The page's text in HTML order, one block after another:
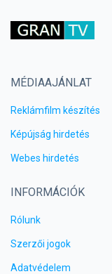
MÉDIAAJÁNLAT
Reklámfilm készítés
Képújság hirdetés
Webes hirdetés
INFORMÁCIÓK
Rólunk
Szerzői jogok
Adatvédelem